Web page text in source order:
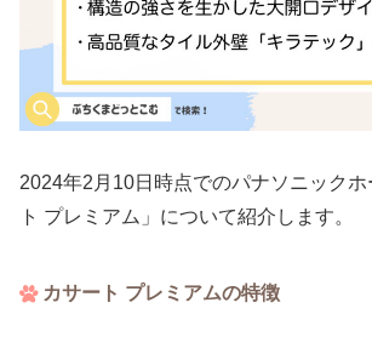
2024年2月10日時点でのパナソニック
ト プレミアム」について紹介します。
カサート プレミアムの特徴